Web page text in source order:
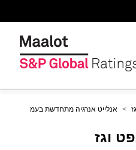
אנלייט אנרגיה מתחדשת בעמ
וגז